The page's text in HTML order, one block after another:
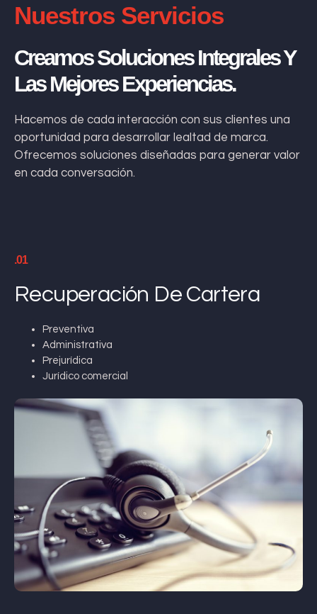
Nuestros Servicios
Creamos Soluciones Integrales Y
Las Mejores Experiencias.
Hacemos de cada interacción con sus clientes una
oportunidad para desarrollar lealtad de marca.
Ofrecemos soluciones diseñadas para generar valor
en cada conversación.
.01
Recuperación De Cartera
Preventiva
Administrativa
Prejurídica
Jurídico comercial